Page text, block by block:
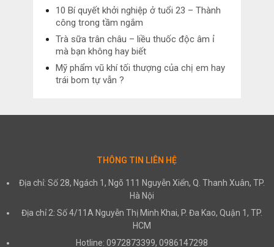
10 Bí quyết khởi nghiệp ở tuổi 23 – Thành
công trong tầm ngắm
Trà sữa trân châu – liều thuốc độc âm ỉ
mà bạn không hay biết
Mỹ phẩm vũ khí tối thượng của chị em hay
trái bom tự vẫn ?
THÔNG TIN LIÊN HỆ
Địa chỉ: Số 28, Ngách 1, Ngõ 111 Nguyễn Xiển, Q. Thanh Xuân, TP.
Hà Nội
Địa chỉ 2: Số 4/11A Nguyễn Thị Minh Khai, P. Đa Kao, Quận 1, TP.
HCM
Hotline: 0972873399, 0986147298